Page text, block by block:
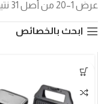
عرض 1–20 من أصل 31 نتيجة
ابحث بالخصائص